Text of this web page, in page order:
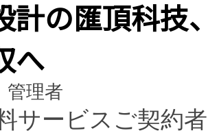
計の匯頂科技
へ
管理者
サービスご契約